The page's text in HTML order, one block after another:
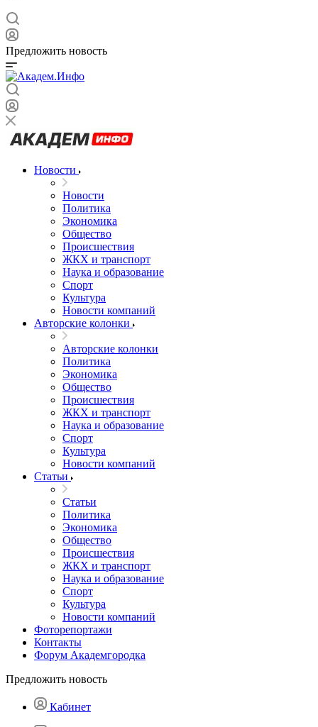
Предложить новость
Новости
Новости
Политика
Экономика
Общество
Происшествия
ЖКХ и транспорт
Наука и образование
Спорт
Культура
Новости компаний
Авторские колонки
Авторские колонки
Политика
Экономика
Общество
Происшествия
ЖКХ и транспорт
Наука и образование
Спорт
Культура
Новости компаний
Статьи
Статьи
Политика
Экономика
Общество
Происшествия
ЖКХ и транспорт
Наука и образование
Спорт
Культура
Новости компаний
Фоторепортажи
Контакты
Форум Академгородка
Предложить новость
Кабинет